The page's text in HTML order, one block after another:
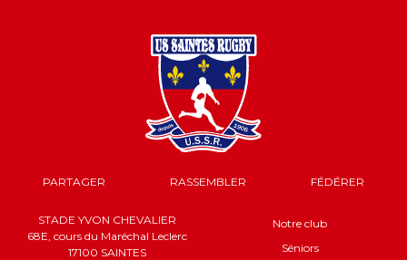
PARTAGER RASSEMBLER FÉDÉRER
STADE YVON CHEVALIER
68E, cours du Maréchal Leclerc
17100 SAINTES
Notre club
Séniors